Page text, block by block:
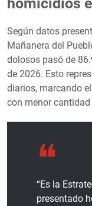
Según datos
Mañanera del
dolosos pasó de
de 2026. Esto
diarios, marcando
con menor
“Es la
presentado